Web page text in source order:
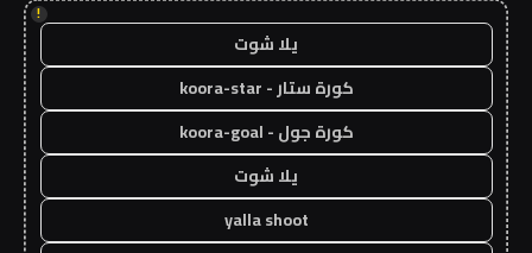
!
يلا شوت
كورة ستار - koora-star
كورة جول - koora-goal
يلا شوت
yalla shoot